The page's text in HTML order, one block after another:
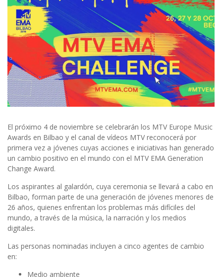
El próximo 4 de noviembre se celebrarán los MTV Europe Music
Awards en Bilbao y el canal de vídeos MTV reconocerá por
primera vez a jóvenes cuyas acciones e iniciativas han generado
un cambio positivo en el mundo con el MTV EMA Generation
Change Award.
Los aspirantes al galardón, cuya ceremonia se llevará a cabo en
Bilbao, forman parte de una generación de jóvenes menores de
26 años, quienes enfrentan los problemas más difíciles del
mundo, a través de la música, la narración y los medios
digitales.
Las personas nominadas incluyen a cinco agentes de cambio
en:
Medio ambiente